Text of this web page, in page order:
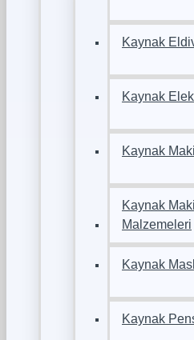
Kaynak
Kaynak
Kaynak
Kaynak
Malzemeleri
Kaynak
Kaynak